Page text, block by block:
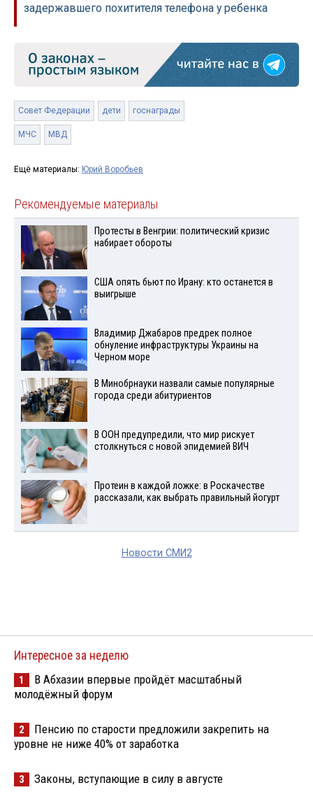
задержавшего похитителя телефона у ребенка
Совет Федерации дети госнаграды
МЧС МВД
Ещё материалы: Юрий Воробьев
Рекомендуемые материалы
Протесты в Венгрии: политический кризис
набирает обороты
США опять бьют по Ирану: кто останется в
выигрыше
Владимир Джабаров предрек полное
обнуление инфраструктуры Украины на
Черном море
В Минобрнауки назвали самые популярные
города среди абитуриентов
В ООН предупредили, что мир рискует
столкнуться с новой эпидемией ВИЧ
Протеин в каждой ложке: в Роскачестве
рассказали, как выбрать правильный йогурт
Новости СМИ2
Интересное за неделю
1
В Абхазии впервые пройдёт масштабный
молодёжный форум
2
Пенсию по старости предложили закрепить на
уровне не ниже 40% от заработка
3 Законы, вступающие в силу в августе